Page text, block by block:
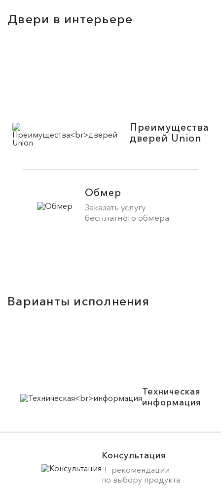
Двери в интерьере
Преимущества
дверей Union
Обмер
Заказать услугу
бесплатного обмера
Варианты исполнения
Техническая
информация
Консультация
рекомендации
по выбору продукта